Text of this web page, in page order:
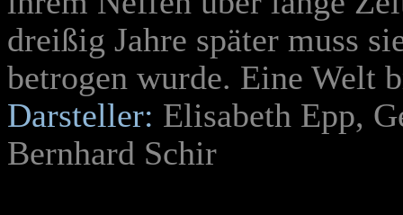
dreißig Jahre später muss
betrogen wurde. Eine Welt
Darsteller: Elisabeth Epp,
Bernhard Schir